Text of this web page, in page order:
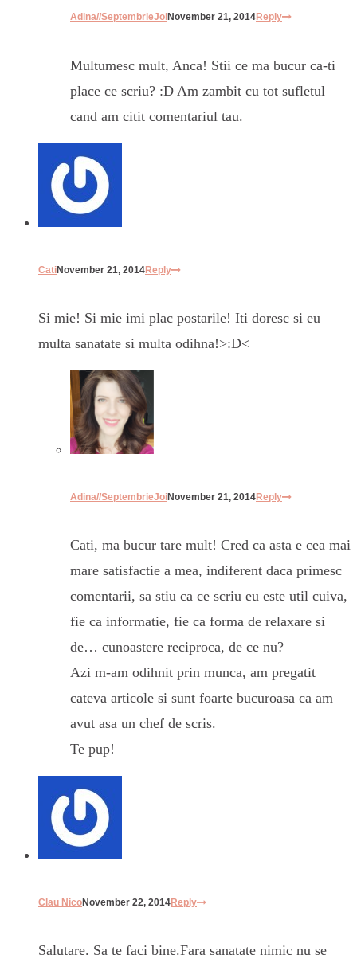
Adina//SeptembrieJoiNovember 21, 2014Reply
Multumesc mult, Anca! Stii ce ma bucur ca-ti
place ce scriu? :D Am zambit cu tot sufletul
cand am citit comentariul tau.
CatiNovember 21, 2014Reply
Si mie! Si mie imi plac postarile! Iti doresc si eu
multa sanatate si multa odihna!>:D<
Adina//SeptembrieJoiNovember 21, 2014Reply
Cati, ma bucur tare mult! Cred ca asta e cea mai
mare satisfactie a mea, indiferent daca primesc
comentarii, sa stiu ca ce scriu eu este util cuiva,
fie ca informatie, fie ca forma de relaxare si
de… cunoastere reciproca, de ce nu?
Azi m-am odihnit prin munca, am pregatit
cateva articole si sunt foarte bucuroasa ca am
avut asa un chef de scris.
Te pup!
Clau NicoNovember 22, 2014Reply
Salutare. Sa te faci bine.Fara sanatate nimic nu se